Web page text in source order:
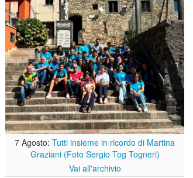
7 Agosto: Tutti insieme in ricordo di Martina
Graziani (Foto Sergio Tog Togneri)
Vai all'archivio